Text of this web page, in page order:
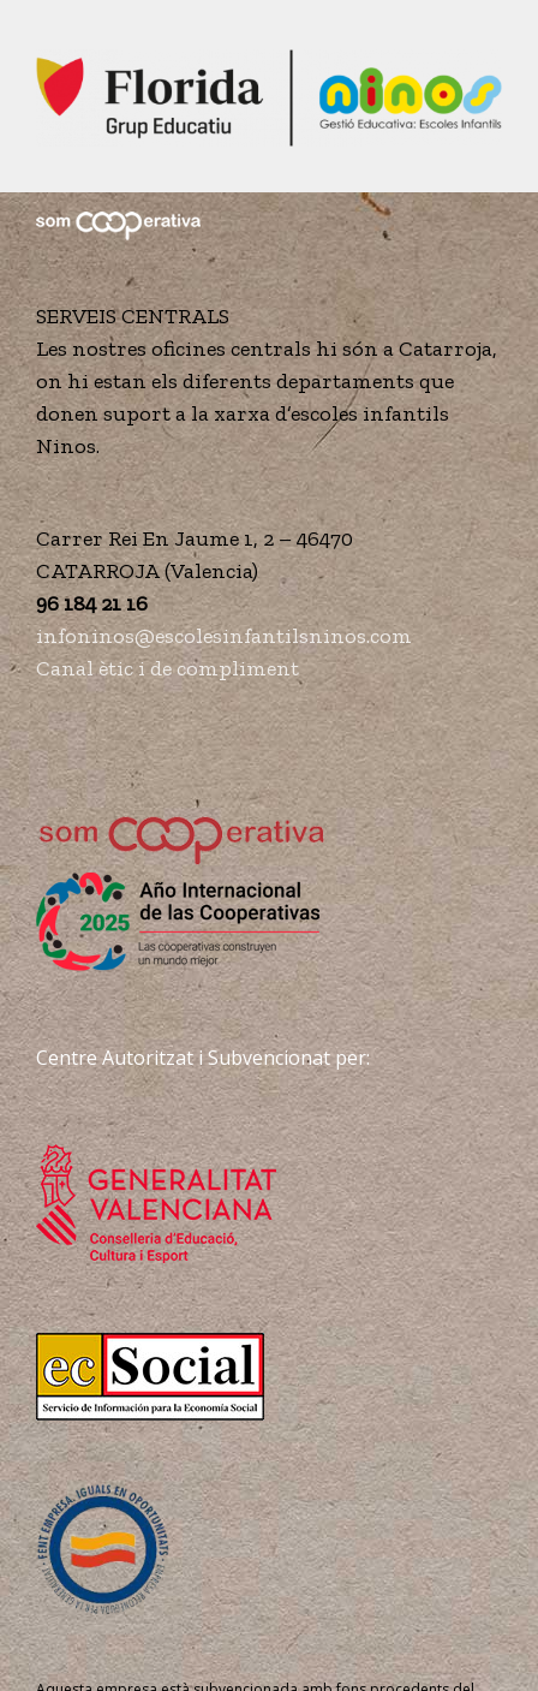
SERVEIS CENTRALS
Les nostres oficines centrals hi són a Catarroja,
on hi estan els diferents departaments que
donen suport a la xarxa d’escoles infantils
Ninos.
Carrer Rei En Jaume 1, 2 – 46470
CATARROJA (Valencia)
96 184 21 16
infoninos@escolesinfantilsninos.com
Canal ètic i de compliment
Centre Autoritzat i Subvencionat per: